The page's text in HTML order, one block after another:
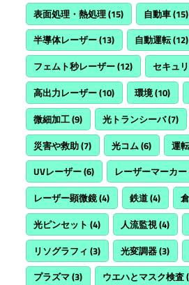
表面処理・熱処理(15) 自動車(15)
半導体レーザー(13) 自動運転(12)
フェムト秒レーザー(12) セキュ
高出力レーザー(10) 環境(10)
微細加工(9) 光トランシーバ(7)
災害や救助(7) 光コム(6) 運
UVレーザー(6) レーザーマーカー
レーザー顕微鏡(4) 鉄道(4)
光ピンセット (4) 人流監視(4)
リソグラフィ (3) 光変調器(3)
プラズマ(3) ウエハとマスク検査